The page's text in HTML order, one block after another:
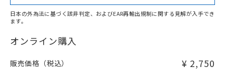
在庫等で未対応品が混在する可能性があります。
問い合わせください。
日本の外為法に基づく該非判定、およびEAR再輸出規制に関する見解が入手でき
ます。
オンライン購入
販売価格（税込） ¥ 2,750